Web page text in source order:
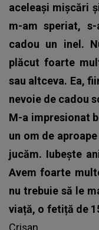
aceleași mișcări
m-am speriat,
cadou un inel.
plăcut foarte
sau altceva. Ea,
nevoie de cadou
M-a impresionat
un om de
jucăm. Iubește
Avem foarte
nu trebuie să le
viață, o fetiță de
Crișan